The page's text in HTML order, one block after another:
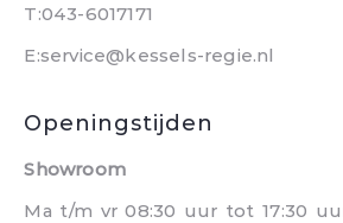
T:043-6017171
E:service@kessels-regie.nl
Openingstijden
Showroom
Ma t/m vr 08:30 uur tot 17:30